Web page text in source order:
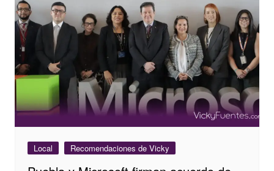
Local Recomendaciones de Vicky